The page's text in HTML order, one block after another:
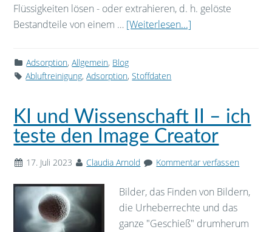
Flüssigkeiten lösen - oder extrahieren, d. h. gelöste
Bestandteile von einem … [Weiterlesen...]
Adsorption,Allgemein, Blog
Abluftreinigung,Adsorption,Stoffdaten
KI und Wissenschaft II – ich
teste den Image Creator
17. Juli 2023 Claudia Arnold Kommentar verfassen
Bilder, das Finden von Bildern,
die Urheberrechte und das
ganze "Geschieß" drumherum